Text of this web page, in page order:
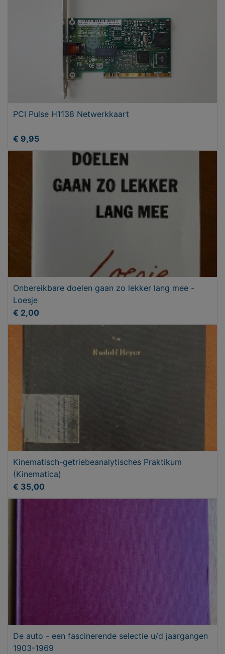
PCI Pulse H1138 Netwerkkaart
€ 9,95
Onbereikbare doelen gaan zo lekker lang mee -
Loesje
€ 2,00
Kinematisch-getriebeanalytisches Praktikum
(Kinematica)
€ 35,00
De auto - een fascinerende selectie u/d jaargangen
1903-1969